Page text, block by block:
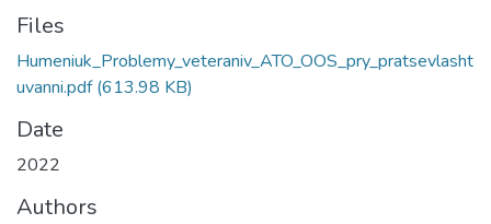
Files
Humeniuk_Problemy_veteraniv_ATO_OOS_pry_pratsevlasht
uvanni.pdf(613.98 KB)
Date
2022
Authors